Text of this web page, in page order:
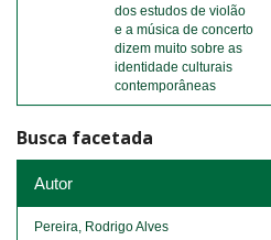
dos estudos de violão
e a música de concerto
dizem muito sobre as
identidade culturais
contemporâneas
Busca facetada
Autor
Pereira, Rodrigo Alves